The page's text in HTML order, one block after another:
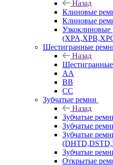
Назад
Клиновые
Клиновые
Узкоклиновые
Шестигранные
Назад
AA
BB
CC
Зубчатые ремни
Назад
Зубчатые
Зубчатые
Зубчатые
Зубчатые
Открытые